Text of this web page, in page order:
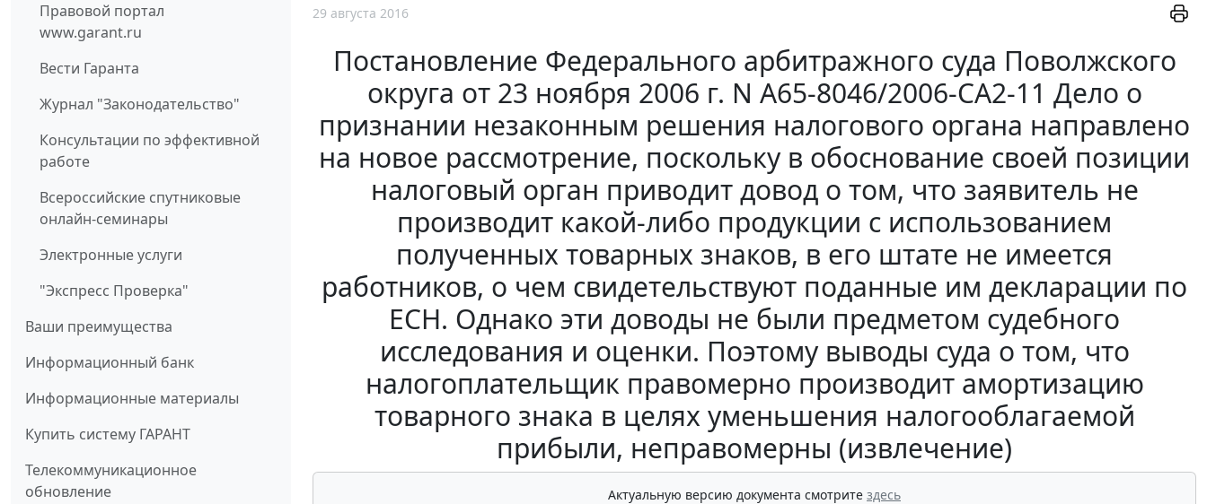
Правовой портал
www.garant.ru
Вести Гаранта
Журнал "Законодательство"
Консультации по эффективной
работе
Всероссийские спутниковые
онлайн-семинары
Электронные услуги
"Экспресс Проверка"
Ваши преимущества
Информационный банк
Информационные материалы
Купить систему ГАРАНТ
Телекоммуникационное
обновление
29 августа 2016
Постановление Федерального арбитражного суда Поволжского
округа от 23 ноября 2006 г. N А65-8046/2006-СА2-11 Дело о
признании незаконным решения налогового органа направлено
на новое рассмотрение, поскольку в обоснование своей позиции
налоговый орган приводит довод о том, что заявитель не
производит какой-либо продукции с использованием
полученных товарных знаков, в его штате не имеется
работников, о чем свидетельствуют поданные им декларации по
ЕСН. Однако эти доводы не были предметом судебного
исследования и оценки. Поэтому выводы суда о том, что
налогоплательщик правомерно производит амортизацию
товарного знака в целях уменьшения налогооблагаемой
прибыли, неправомерны (извлечение)
Актуальную версию документа смотрите здесь